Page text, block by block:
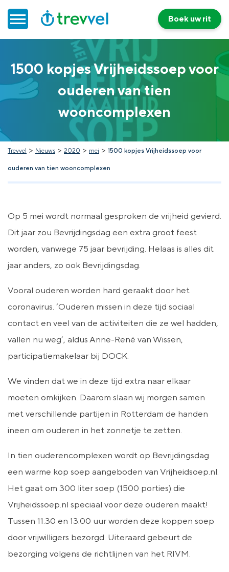
Doelgroepenvervoer
Werken bij Trevvel
Nieuws
Contact
Boek uw rit
1500 kopjes Vrijheidssoep voor
ouderen van tien
wooncomplexen
Trevvel > Nieuws > 2020 > mei > 1500 kopjes Vrijheidssoep voor
ouderen van tien wooncomplexen
Op 5 mei wordt normaal gesproken de vrijheid gevierd.
Dit jaar zou Bevrijdingsdag een extra groot feest
worden, vanwege 75 jaar bevrijding. Helaas is alles dit
jaar anders, zo ook Bevrijdingsdag.
Vooral ouderen worden hard geraakt door het
coronavirus. ‘Ouderen missen in deze tijd sociaal
contact en veel van de activiteiten die ze wel hadden,
vallen nu weg’, aldus Anne-René van Wissen,
participatiemakelaar bij DOCK.
We vinden dat we in deze tijd extra naar elkaar
moeten omkijken. Daarom slaan wij morgen samen
met verschillende partijen in Rotterdam de handen
ineen om ouderen in het zonnetje te zetten.
In tien ouderencomplexen wordt op Bevrijdingsdag
een warme kop soep aangeboden van Vrijheidsoep.nl.
Het gaat om 300 liter soep (1500 porties) die
Vrijheidssoep.nl speciaal voor deze ouderen maakt!
Tussen 11:30 en 13:00 uur worden deze koppen soep
door vrijwilligers bezorgd. Uiteraard gebeurt de
bezorging volgens de richtlijnen van het RIVM.